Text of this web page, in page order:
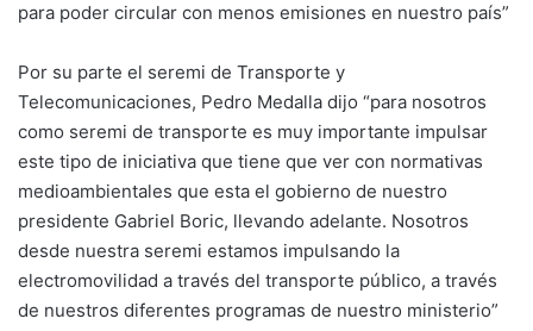
para poder circular con menos emisiones en nuestro país”
Por su parte el seremi de Transporte y
Telecomunicaciones, Pedro Medalla dijo “para nosotros
como seremi de transporte es muy importante impulsar
este tipo de iniciativa que tiene que ver con normativas
medioambientales que esta el gobierno de nuestro
presidente Gabriel Boric, llevando adelante. Nosotros
desde nuestra seremi estamos impulsando la
electromovilidad a través del transporte público, a través
de nuestros diferentes programas de nuestro ministerio”